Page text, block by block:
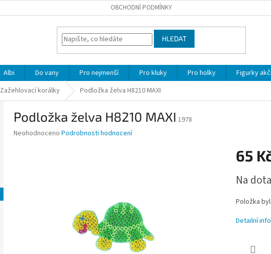
OBCHODNÍ PODMÍNKY
HLEDAT
Albi Do vany Pro nejmenší Pro kluky Pro holky Figurky
Zažehlovací korálky Podložka želva H8210 MAXI
Podložka želva H8210 MAXI 1978
Průměrné
Neohodnoceno Podrobnosti hodnocení
65
cena:
Na
Položka
Detailní